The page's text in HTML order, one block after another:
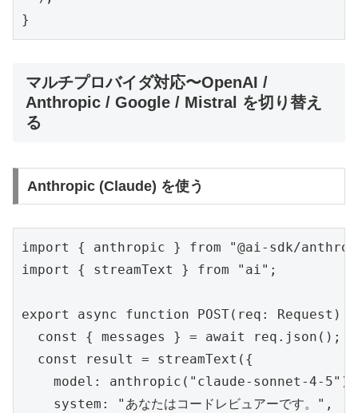
}
マルチプロバイダ対応〜OpenAI /
Anthropic / Google / Mistral を切り替え
る
Anthropic (Claude) を使う
import { anthropic } from "@ai-sdk/
import { streamText } from "ai";
export async function POST(req: Request) {
  const { messages } = await req.json();
  const result = streamText({
    model: anthropic("claude-sonnet-4-5"),
    system: "あなたはコードレビュアーです。",